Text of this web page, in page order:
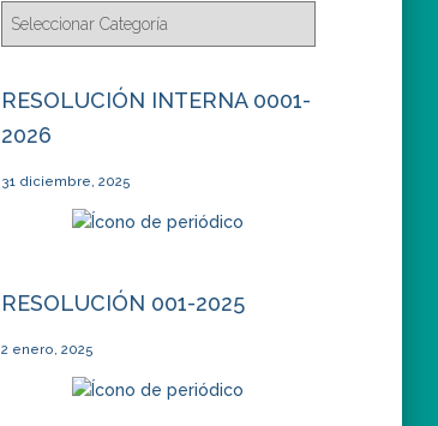
RESOLUCIÓN INTERNA 0001-
2026
31 diciembre, 2025
RESOLUCIÓN 001-2025
2 enero, 2025